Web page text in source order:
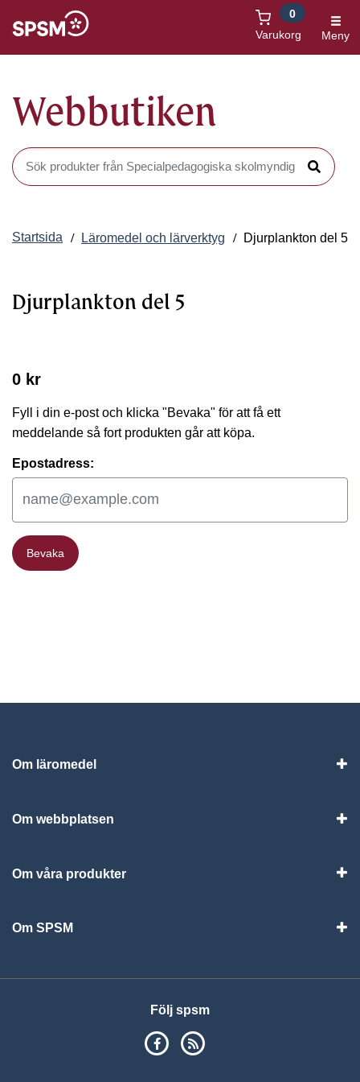
Varukorg
0
Meny
Webbutiken
Sök produkter i Webbutiken
Sök
Startsida Läromedel och lärverktyg Djurplankton del 5
Djurplankton del 5
0 kr
Fyll i din e-post och klicka "Bevaka" för att få ett
meddelande så fort produkten går att köpa.
Epostadress:
Bevaka
Bevaka
Om läromedel
Om webbplatsen
Om våra produkter
Om SPSM
Följ spsm
SPSM på Facebook